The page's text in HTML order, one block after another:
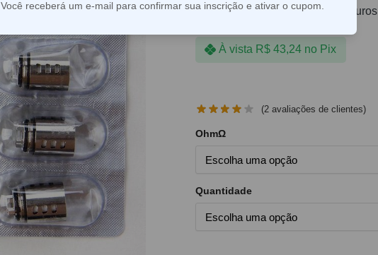
Em até 2x de R$22,68 sem juros
À vista R$ 43,24 no Pix
(2 avaliações de clientes)
OhmΩ
Quantidade
Você receberá um e-mail para confirmar sua inscrição e ativar o cupom.